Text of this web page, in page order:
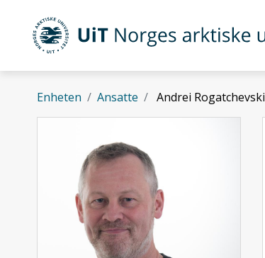
Gå til hovedinnhold
UiT Norges arktiske universitet
Enheten Ansatte Andrei Rogatchevski